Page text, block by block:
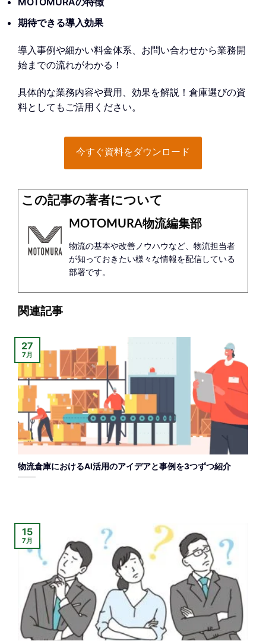
期待できる導入効果
導入事例や細かい料金体系、お問い合わせから業務開
始までの流れがわかる！
具体的な業務内容や費用、効果を解説！倉庫選びの資
料としてもご活用ください。
今すぐ資料をダウンロード
この記事の著者について
MOTOMURA物流編集部
物流の基本や改善ノウハウなど、物流担当者
が知っておきたい様々な情報を配信している
部署です。
関連記事
物流倉庫におけるAI活用のアイデアと事例を3つずつ紹介
27
7月
15
7月